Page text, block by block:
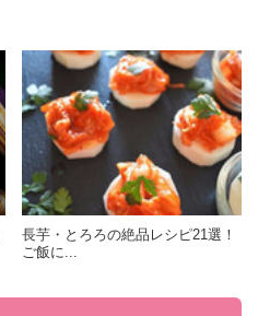
長芋・とろろの絶品レシピ21選！
ご飯に...